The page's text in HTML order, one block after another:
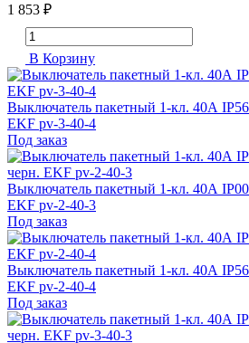
1 853 ₽
В Корзину
Выключатель пакетный 1-кл. 40А
EKF pv-3-40-4
Под заказ
Выключатель пакетный 1-кл. 40А
EKF pv-2-40-3
Под заказ
Выключатель пакетный 1-кл. 40А
EKF pv-2-40-4
Под заказ